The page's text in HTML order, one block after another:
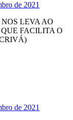
de 2021
LEVA AO
FACILITA O
de 2021